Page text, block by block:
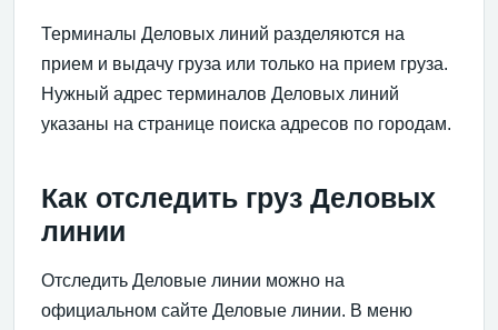
Терминалы Деловых линий разделяются на
прием и выдачу груза или только на прием груза.
Нужный адрес терминалов Деловых линий
указаны на странице поиска адресов по городам.
Как отследить груз Деловых
линии
Отследить Деловые линии можно на
официальном сайте Деловые линии. В меню